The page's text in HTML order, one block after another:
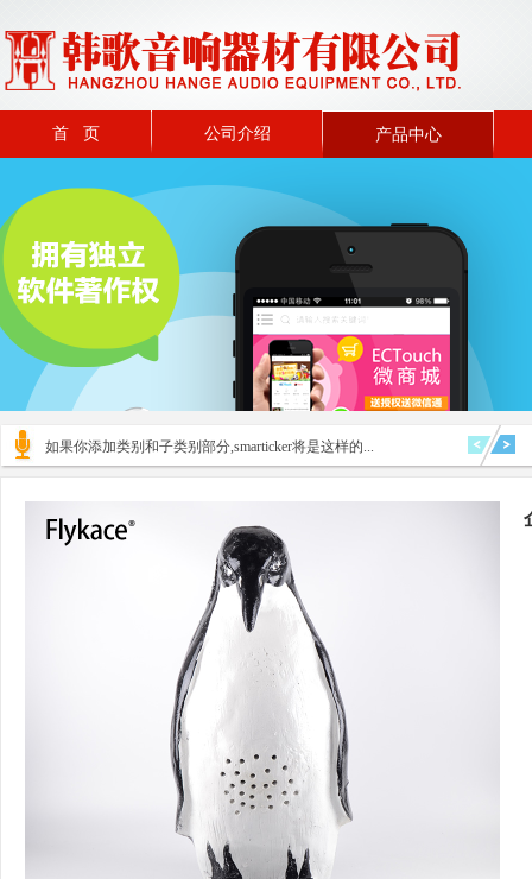
首 页 公司介绍 产品中心
如果你添加类别和子类别部分,smarticker将是这样的...